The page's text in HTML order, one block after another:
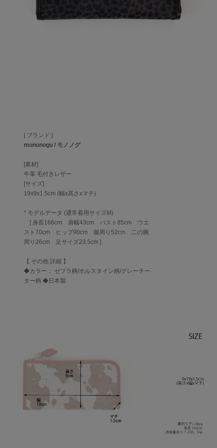
[ ブランド ]
mononogu / モノノグ
[素材]
牛革 毛付きレザー
[サイズ]
19x9x1.5cm (幅x高さxマチ)
* モデルデータ (通常着用サイズM)
[ 身長166cm 肩幅43cm バスト85cm ウエ
スト70cm ヒップ90cm 腿周り52cm 二の腕
周り26cm 足サイズ23.5cm ]
【 その他 詳細 】
◆カラー： ゼブラ柄/ホルスタイン柄/グレーチー
ター柄 ◆日本製